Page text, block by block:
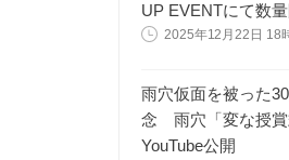
UP EVENTにて数
2025年12月22日 18
雨穴仮面を被った
念 雨穴「変な授賞
YouTube公開